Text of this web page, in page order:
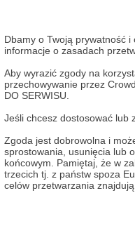
Dbamy o Twoją prywatność
informacje o zasadach
Aby wyrazić zgody na
przechowywanie przez
DO SERWISU.
Jeśli chcesz dostosować lub
Zgoda jest dobrowolna i
sprostowania, usunięcia lub
końcowym. Pamiętaj, że w
trzecich tj. z państw spoza
celów przetwarzania
może być
wymienić
zabawki,
rękodzieło.
▪ Kto
Prawie
osoba
Poza tym
Wystawcy,
Rozwiń